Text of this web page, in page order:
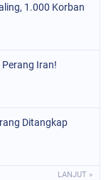
1.000 Korban
Iran!
Ditangkap
LANJUT »